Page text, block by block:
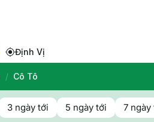
Định Vị
/ Cô Tô
3 ngày tới 5 ngày tới 7 ngày